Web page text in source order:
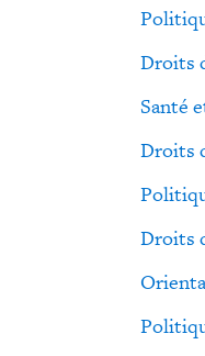
Droits
Santé
Droits
Droits